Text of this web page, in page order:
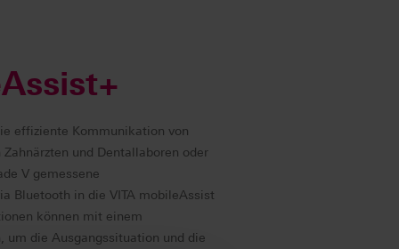
effiziente Kommunikation von
und Dentallaboren oder
V gemessene
Bluetooth in die VITA mobileAssist
können mit einem
die Ausgangssituation und die